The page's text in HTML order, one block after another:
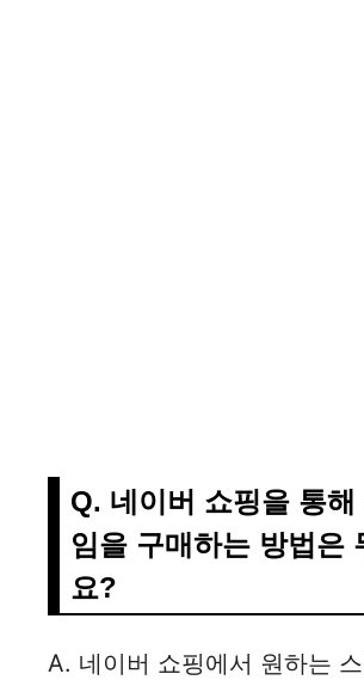
Q. 네이버 쇼핑을 통해
임을 구매하는 방법은
요?
A. 네이버 쇼핑에서 원하는